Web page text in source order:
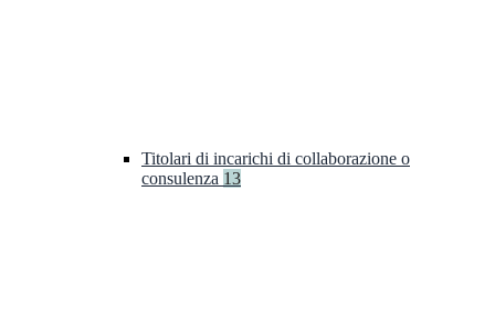
Titolari di incarichi di collaborazione o
consulenza 13